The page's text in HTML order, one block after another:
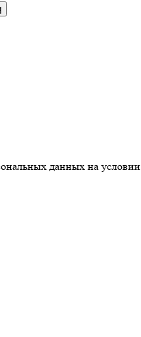
данных на условии